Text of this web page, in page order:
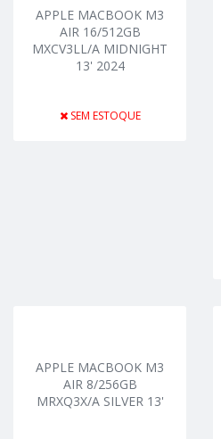
APPLE MACBOOK M3
AIR 16/512GB
MXCV3LL/A MIDNIGHT
13' 2024
SEM ESTOQUE
APPLE MACBOOK M3
AIR 8/256GB
MRXQ3X/A SILVER 13'